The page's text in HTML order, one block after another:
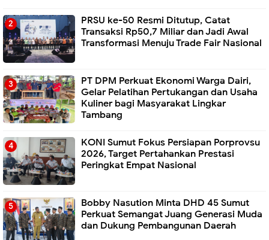
PRSU ke-50 Resmi Ditutup, Catat
Transaksi Rp50,7 Miliar dan Jadi Awal
Transformasi Menuju Trade Fair Nasional
PT DPM Perkuat Ekonomi Warga Dairi,
Gelar Pelatihan Pertukangan dan Usaha
Kuliner bagi Masyarakat Lingkar
Tambang
KONI Sumut Fokus Persiapan Porprovsu
2026, Target Pertahankan Prestasi
Peringkat Empat Nasional
Bobby Nasution Minta DHD 45 Sumut
Perkuat Semangat Juang Generasi Muda
dan Dukung Pembangunan Daerah